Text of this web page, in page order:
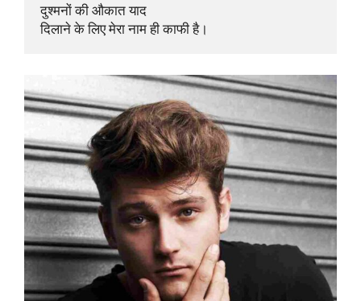
दुश्मनों की औकात याद
दिलाने के लिए मेरा नाम ही काफी है।